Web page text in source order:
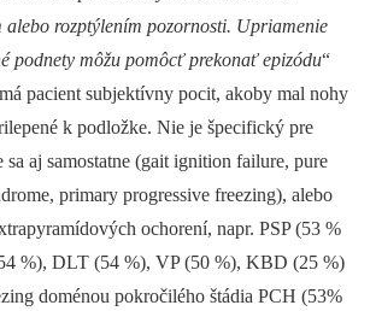
alebo rozptýlením pozornosti. Upriamenie
podnety môžu pomôcť prekonať epizódu“
pacient subjektívny pocit, akoby mal nohy
k podložke. Nie je špecifický pre
aj samostatne (gait ignition failure, pure
primary progressive freezing), alebo
ochorení, napr. PSP (53 %
%), DLT (54 %), VP (50 %), KBD (25 %)
doménou pokročilého štádia PCH (53%